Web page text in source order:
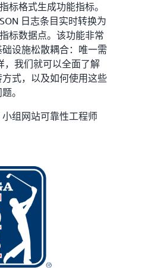
标格式生成功能指标。
日志条目实时转换为
标数据点。该功能非常
设施松散耦合：唯一需
，我们就可以全面了解
式，以及如何使用这些
。
小组网站可靠性工程师